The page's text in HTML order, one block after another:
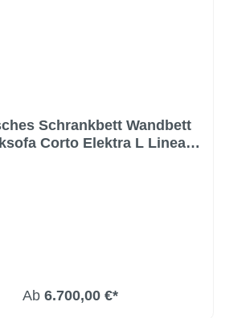
Schrankbett Wandbett
Corto Elektra L Linea
Ab 6.700,00 €*